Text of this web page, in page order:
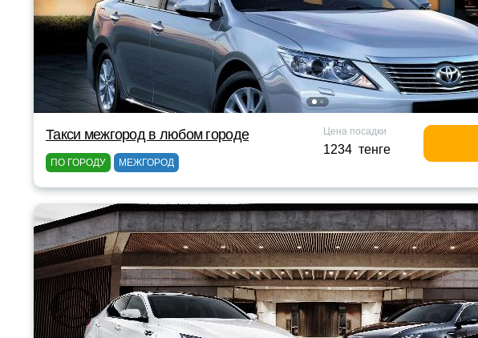
Такси межгород в любом городе
ПО ГОРОДУ МЕЖГОРОД
Цена посадки
1234 тенге